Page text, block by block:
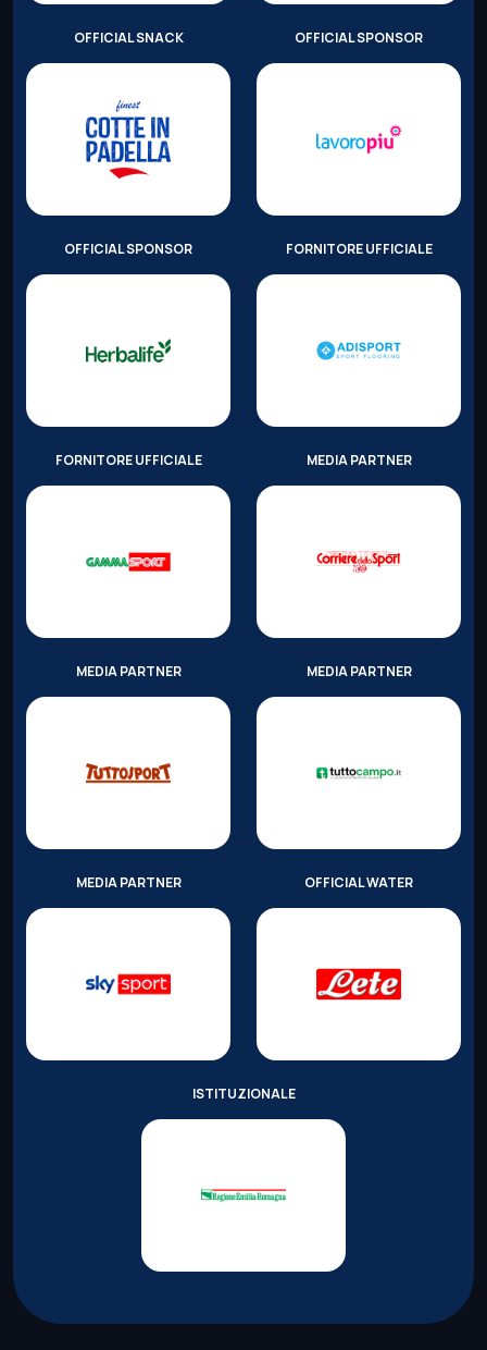
OFFICIAL SNACK OFFICIAL SPONSOR
OFFICIAL SPONSOR FORNITORE UFFICIALE
FORNITORE UFFICIALE MEDIA PARTNER
MEDIA PARTNER MEDIA PARTNER
MEDIA PARTNER OFFICIAL WATER
ISTITUZIONALE